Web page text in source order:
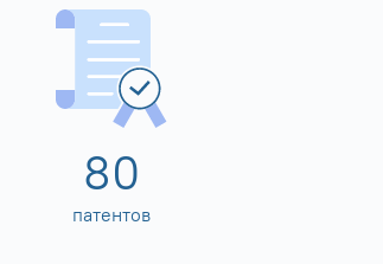
80
патентов